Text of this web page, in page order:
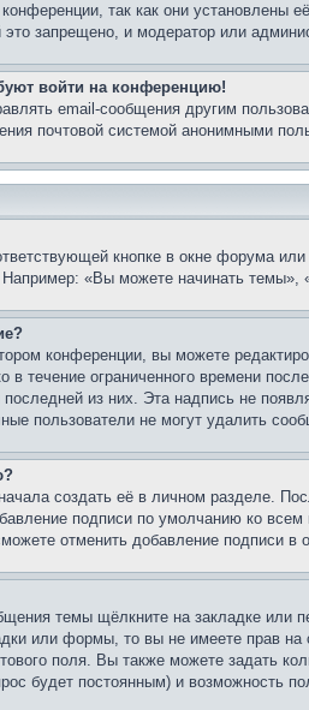
так как они
запрещено, и модератор или
войти на конференцию!
email-сообщения другим
почтовой системой анонимными
кнопке в окне форума
«Вы можете начинать темы»,
конференции, вы можете
течение ограниченного времени
из них. Эта надпись не
пользователи не могут удалить
создать её в личном разделе.
подписи по умолчанию ко
отменить добавление подписи
темы щёлкните на закладке или
или формы, то вы не имеете прав
поля. Вы также можете задать
будет постоянным) и возможность